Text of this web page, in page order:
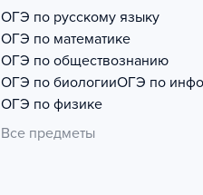
ОГЭ по русскому языку
ОГЭ по математике
ОГЭ по обществознанию
ОГЭ по биологииОГЭ по
ОГЭ по физике
Все предметы